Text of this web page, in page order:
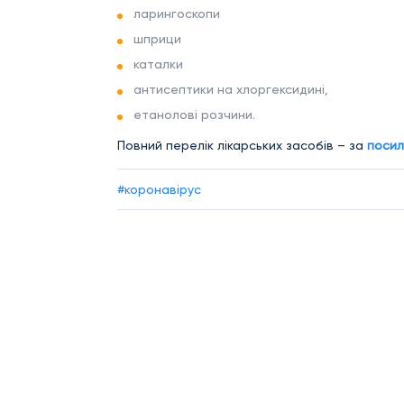
ларингоскопи
шприци
каталки
антисептики на хлоргексидині,
етанолові розчини.
Повний перелік лікарських засобів – за
#коронавірус